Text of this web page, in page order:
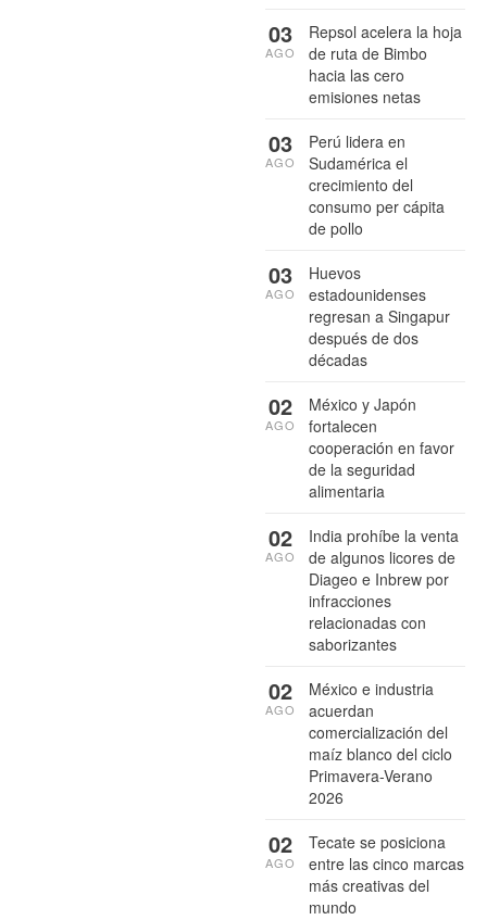
Repsol acelera la hoja
de ruta de Bimbo
hacia las cero
emisiones netas
03
AGO
Perú lidera en
Sudamérica el
crecimiento del
consumo per cápita
de pollo
03
AGO
Huevos
estadounidenses
regresan a Singapur
después de dos
décadas
03
AGO
México y Japón
fortalecen
cooperación en favor
de la seguridad
alimentaria
02
AGO
India prohíbe la venta
de algunos licores de
Diageo e Inbrew por
infracciones
relacionadas con
saborizantes
02
AGO
México e industria
acuerdan
comercialización del
maíz blanco del ciclo
Primavera-Verano
2026
02
AGO
Tecate se posiciona
entre las cinco marcas
más creativas del
mundo
02
AGO